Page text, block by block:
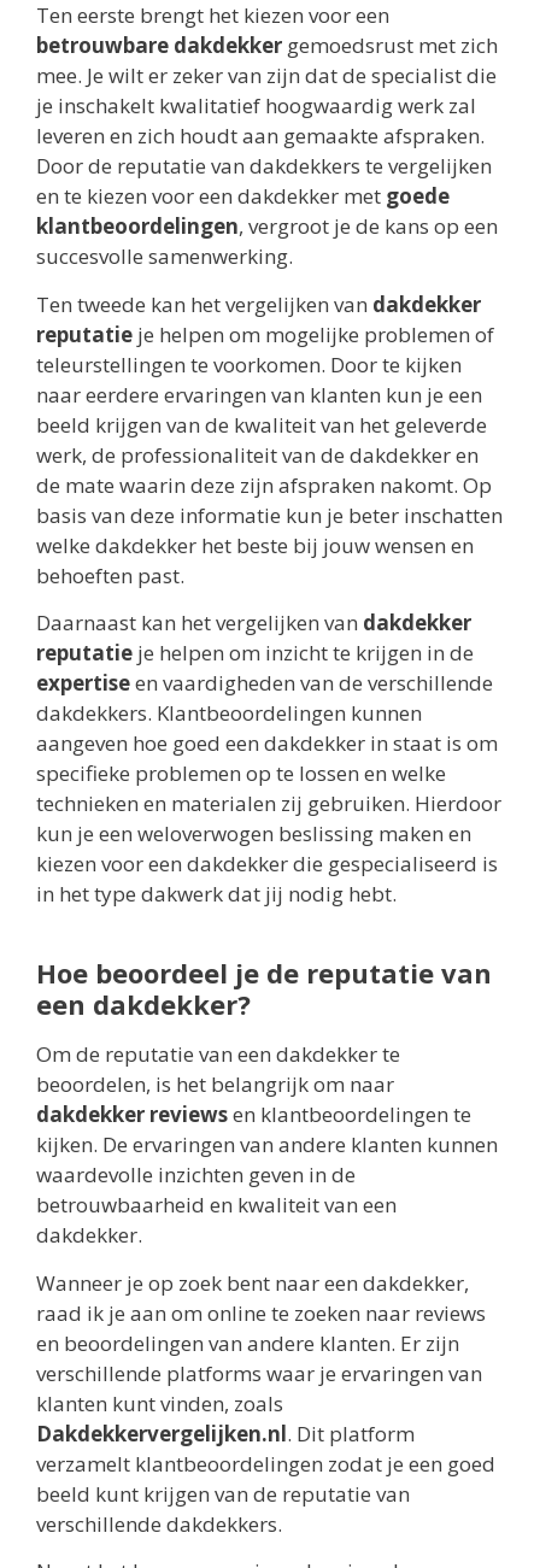
Ten eerste brengt het kiezen voor een
betrouwbare dakdekker gemoedsrust met zich
mee. Je wilt er zeker van zijn dat de specialist die
je inschakelt kwalitatief hoogwaardig werk zal
leveren en zich houdt aan gemaakte afspraken.
Door de reputatie van dakdekkers te vergelijken
en te kiezen voor een dakdekker met goede
klantbeoordelingen, vergroot je de kans op een
succesvolle samenwerking.
Ten tweede kan het vergelijken van dakdekker
reputatie je helpen om mogelijke problemen of
teleurstellingen te voorkomen. Door te kijken
naar eerdere ervaringen van klanten kun je een
beeld krijgen van de kwaliteit van het geleverde
werk, de professionaliteit van de dakdekker en
de mate waarin deze zijn afspraken nakomt. Op
basis van deze informatie kun je beter inschatten
welke dakdekker het beste bij jouw wensen en
behoeften past.
Daarnaast kan het vergelijken van dakdekker
reputatie je helpen om inzicht te krijgen in de
expertiseen vaardigheden van de verschillende
dakdekkers. Klantbeoordelingen kunnen
aangeven hoe goed een dakdekker in staat is om
specifieke problemen op te lossen en welke
technieken en materialen zij gebruiken. Hierdoor
kun je een weloverwogen beslissing maken en
kiezen voor een dakdekker die gespecialiseerd is
in het type dakwerk dat jij nodig hebt.
Hoe beoordeel je de reputatie van
een dakdekker?
Om de reputatie van een dakdekker te
beoordelen, is het belangrijk om naar
dakdekker reviewsen klantbeoordelingen te
kijken. De ervaringen van andere klanten kunnen
waardevolle inzichten geven in de
betrouwbaarheid en kwaliteit van een
dakdekker.
Wanneer je op zoek bent naar een dakdekker,
raad ik je aan om online te zoeken naar reviews
en beoordelingen van andere klanten. Er zijn
verschillende platforms waar je ervaringen van
klanten kunt vinden, zoals
Dakdekkervergelijken.nl. Dit platform
verzamelt klantbeoordelingen zodat je een goed
beeld kunt krijgen van de reputatie van
verschillende dakdekkers.